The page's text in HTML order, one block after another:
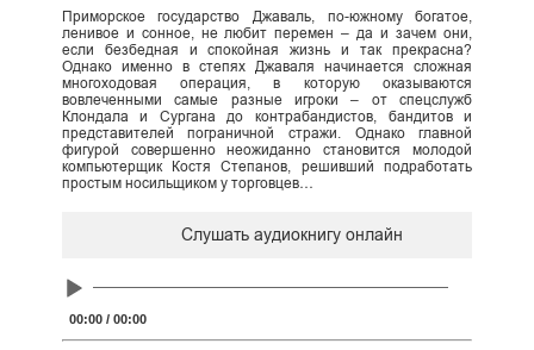
Приморское государство Джаваль, по-южному богатое,
ленивое и сонное, не любит перемен – да и зачем они,
если безбедная и спокойная жизнь и так прекрасна?
Однако именно в степях Джаваля начинается сложная
многоходовая операция, в которую оказываются
вовлеченными самые разные игроки – от спецслужб
Клондала и Сургана до контрабандистов, бандитов и
представителей пограничной стражи. Однако главной
фигурой совершенно неожиданно становится молодой
компьютерщик Костя Степанов, решивший подработать
простым носильщиком у торговцев…
Слушать аудиокнигу онлайн
Audio
00:00/ 00:00